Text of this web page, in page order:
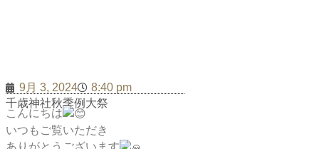
9月 3, 2024
8:40 pm
千歳神社秋季例大祭
こんにちは
いつもご覧いただき